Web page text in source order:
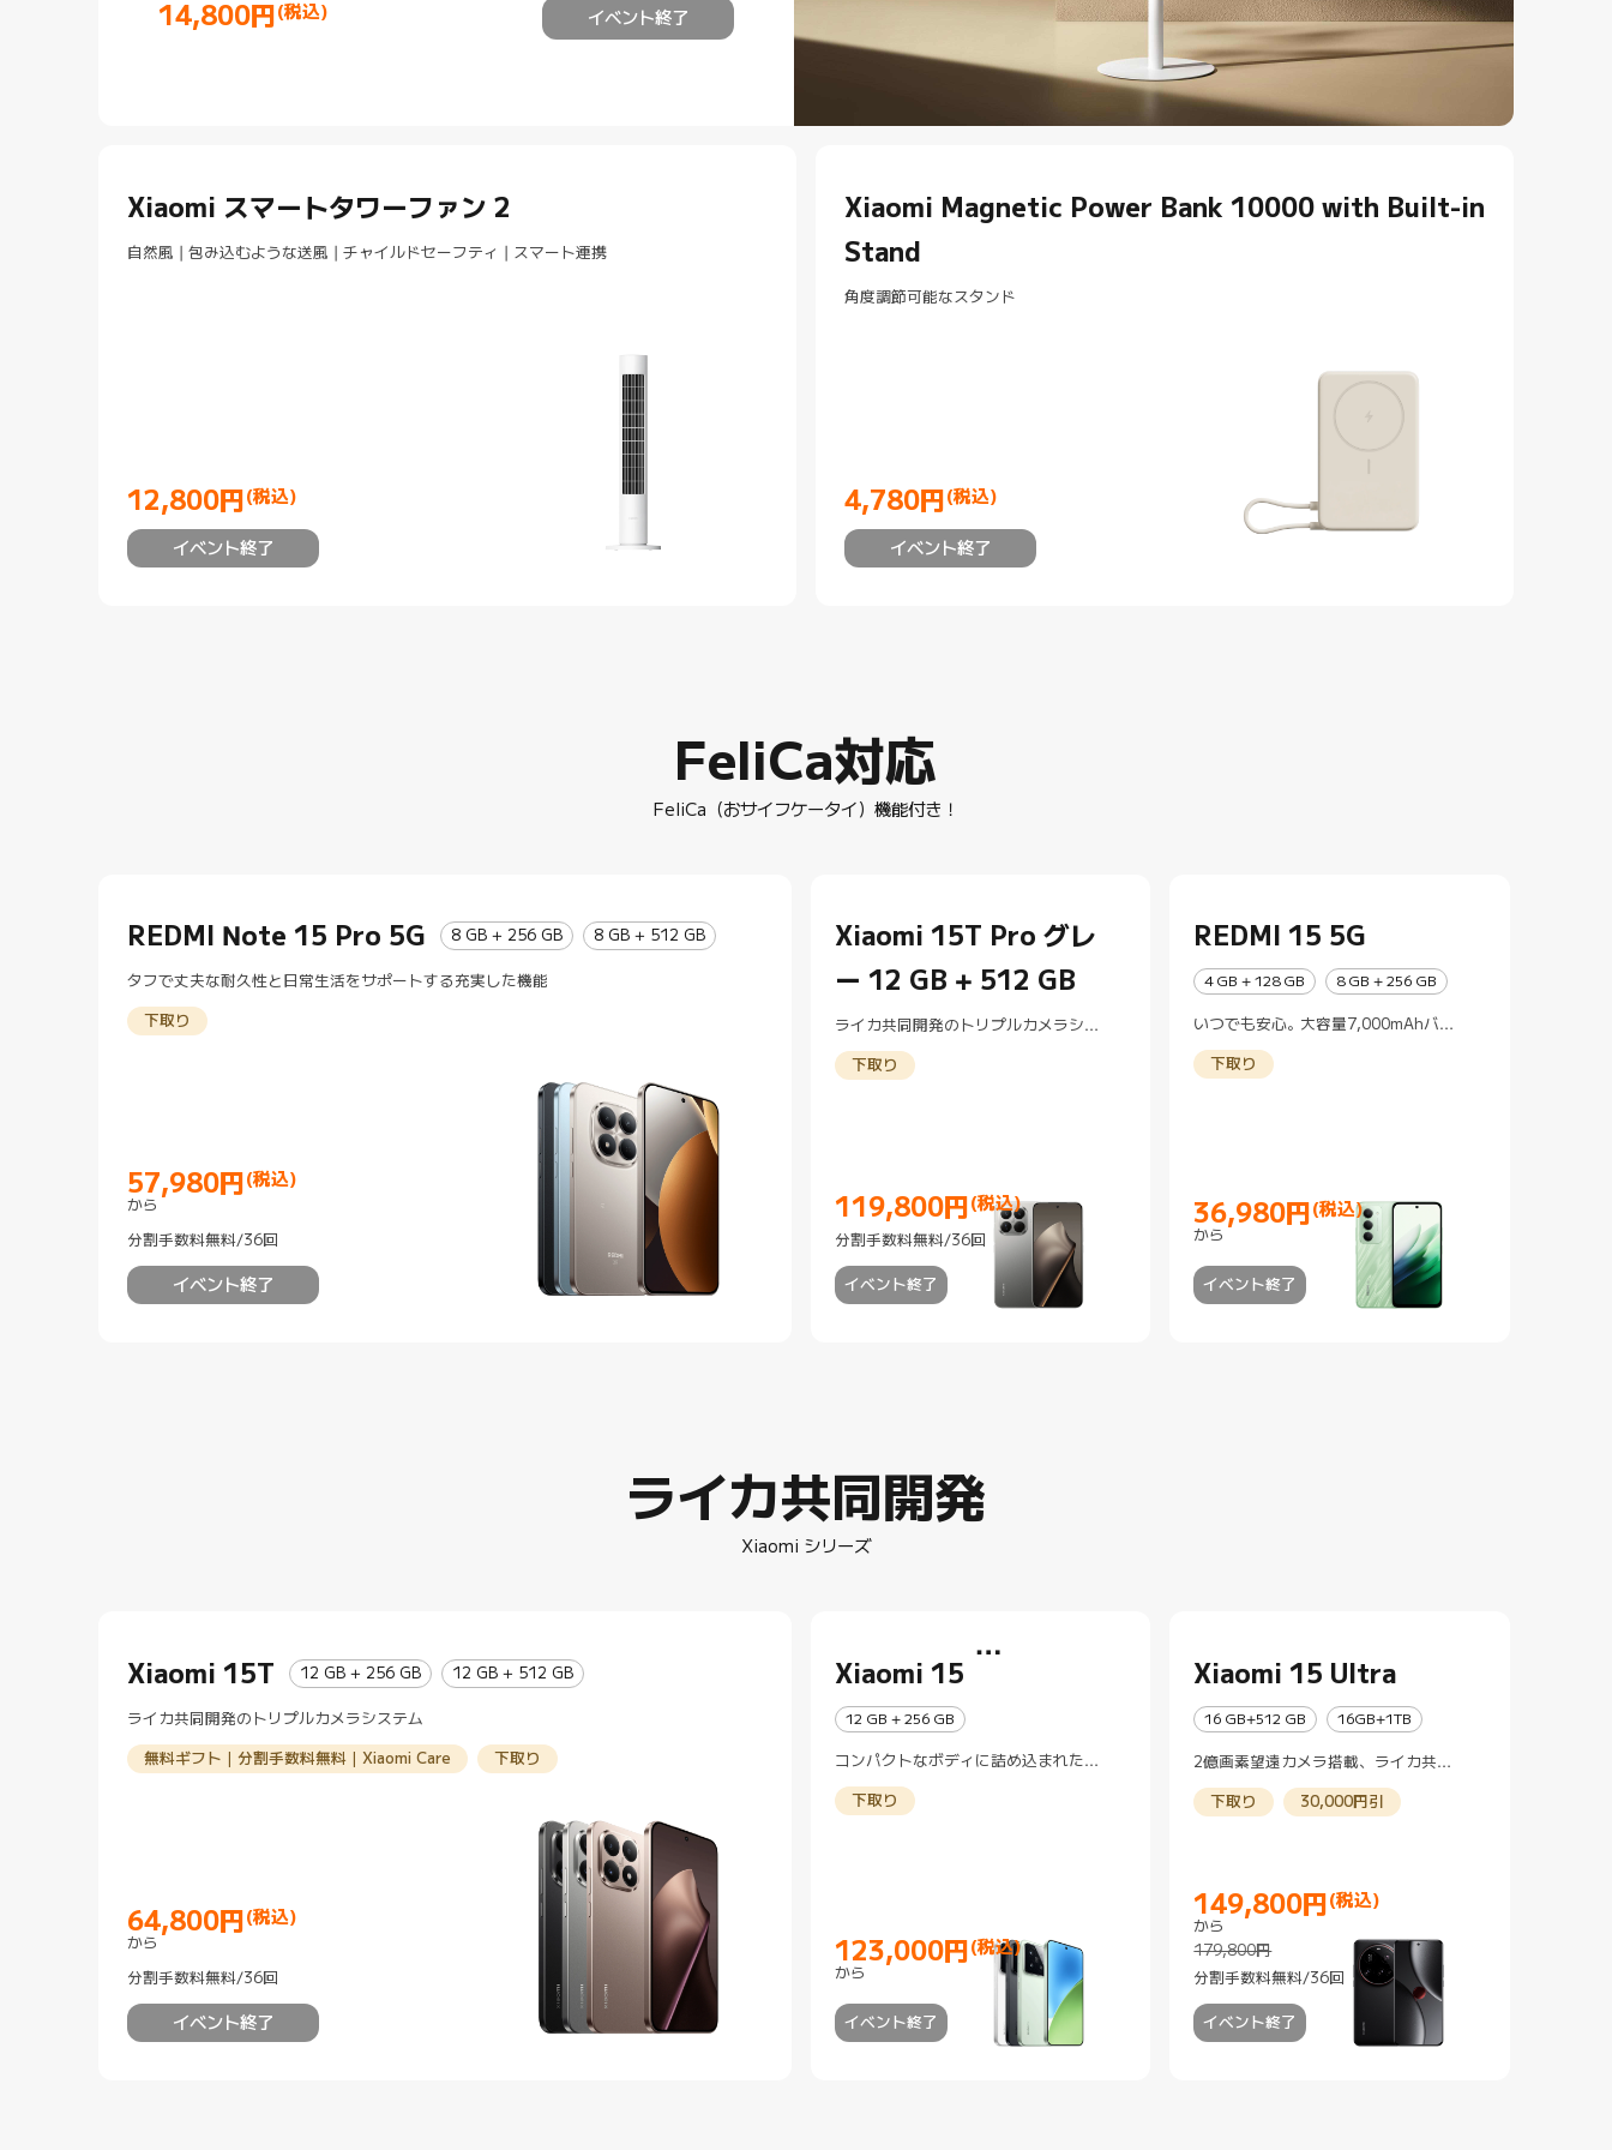
14,800円 (税込)
Current Price 円14800 イベント終了
Xiaomi スマートタワーファン 2
自然風 | 包み込むような送風 | チャイルドセーフティ | スマート連携
12,800円 (税込)
Current Price 円12800
イベント終了
Xiaomi Magnetic Power Bank 10000 with Built-in
Stand
角度調節可能なスタンド
4,780円 (税込)
Current Price 円4780
イベント終了
FeliCa対応
FeliCa（おサイフケータイ）機能付き！
REDMI Note 15 Pro 5G 8 GB + 256 GB 8 GB + 512 GB
タフで丈夫な耐久性と日常生活をサポートする充実した機能
下取り
57,980円 (税込)
Current Price 円57980
から
分割手数料無料/36回
イベント終了
Xiaomi 15T Pro グレ
ー 12 GB + 512 GB
ライカ共同開発のトリプルカメラシス
下取り
119,800 円 (税込)
Current Price 円119800
分割手数料無料/36回
イベント終了
REDMI 15 5G
4 GB + 128 GB 8 GB + 256 GB
いつでも安心。大容量7,000mAhバッ
下取り
36,980 円 (税込)
Current Price 円36980
から
イベント終了
ライカ共同開発
Xiaomi シリーズ
Xiaomi 15T 12 GB + 256 GB 12 GB + 512 GB
ライカ共同開発のトリプルカメラシステム
無料ギフト｜分割手数料無料｜Xiaomi Care 下取り
64,800円 (税込)
Current Price 円64800
から
分割手数料無料/36回
イベント終了
Xiaomi 15
12 GB + 256 GB
12 GB + 512 GB
コンパクトなボディに詰め込まれたラ
カメラ
下取り
123,000 円 (税込)
Current Price 円123000
から
イベント終了
Xiaomi 15 Ultra
16 GB+512 GB 16GB+1TB
2億画素望遠カメラ搭載、ライカ共同
下取り
30,000円引
149,800 円 (税込)
Current Price 円149800
から
179,800円
マーケティング価格 179,800円
分割手数料無料/36回
イベント終了